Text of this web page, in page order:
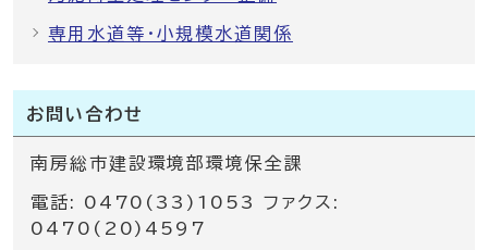
専用水道等・小規模水道関係
お問い合わせ
南房総市建設環境部環境保全課
電話: 0470(33)1053 ファクス:
0470(20)4597